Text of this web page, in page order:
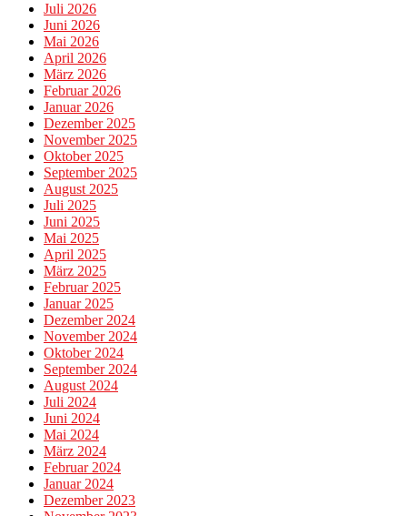
Juli 2026
Juni 2026
Mai 2026
April 2026
März 2026
Februar 2026
Januar 2026
Dezember 2025
November 2025
Oktober 2025
September 2025
August 2025
Juli 2025
Juni 2025
Mai 2025
April 2025
März 2025
Februar 2025
Januar 2025
Dezember 2024
November 2024
Oktober 2024
September 2024
August 2024
Juli 2024
Juni 2024
Mai 2024
März 2024
Februar 2024
Januar 2024
Dezember 2023